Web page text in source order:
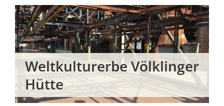
Weltkulturerbe Völklinger
Hütte